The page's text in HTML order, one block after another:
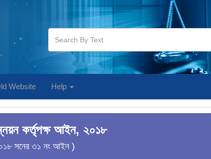
Website Help
কর্তৃপক্ষ আইন, ২০১৮
সনের ৩১ নং আইন )